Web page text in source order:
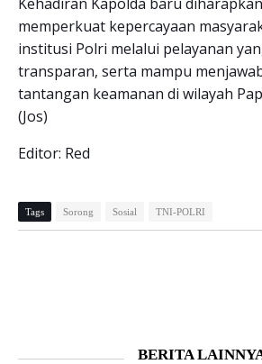
memperkuat kepercayaan
institusi Polri melalui pelayanan
transparan, serta mampu
tantangan keamanan di wilayah
(Jos)
Editor: Red
Tags Sorong Sosial TNI-POLRI
BERITA